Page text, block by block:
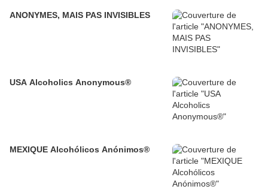
ANONYMES, MAIS PAS INVISIBLES
USA Alcoholics Anonymous®
MEXIQUE Alcohólicos Anónimos®